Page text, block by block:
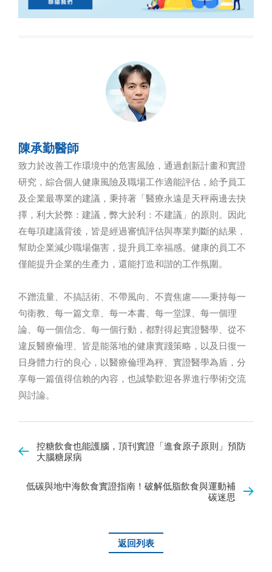
陳承勤醫師
致力於改善工作環境中的危害風險，通過創新計畫和實證
研究，綜合個人健康風險及職場工作適能評估，給予員工
及企業最專業的建議，秉持著「醫療永遠是天秤兩邊去抉
擇，利大於弊：建議，弊大於利：不建議」的原則。因此
在每項建議背後，皆是經過審慎評估與專業判斷的結果，
幫助企業減少職場傷害，提升員工幸福感。健康的員工不
僅能提升企業的生產力，還能打造和諧的工作氛圍。
不蹭流量、不搞話術、不帶風向、不賣焦慮——秉持每一
句衛教、每一篇文章、每一本書、每一堂課、每一個理
論、每一個信念、每一個行動，都對得起實證醫學、從不
違反醫療倫理、皆是能落地的健康實踐策略，以及日復一
日身體力行的良心，以醫療倫理為秤、實證醫學為盾，分
享每一篇值得信賴的內容，也誠摯歡迎各界進行學術交流
與討論。
控糖飲食也能護腦，頂刊實證「進食原子原則」預防
大腦糖尿病
低碳與地中海飲食實證指南！破解低脂飲食與運動補
碳迷思
返回列表